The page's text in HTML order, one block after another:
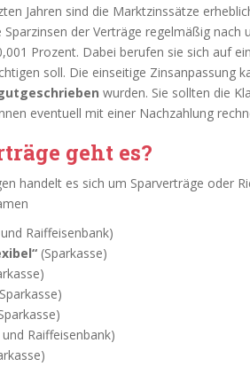
Jahren sind die Marktzinssätze
der Verträge regelmäßig nach
Prozent. Dabei berufen sie sich auf
soll. Die einseitige Zinsanpassung
wurden. Sie sollten die
eventuell mit einer Nachzahlung
geht es?
handelt es sich um Sparverträge oder
Raiffeisenbank)
(Sparkasse)
und Raiffeisenbank)